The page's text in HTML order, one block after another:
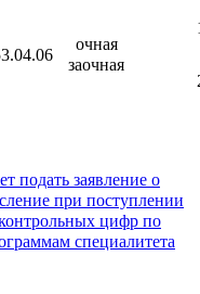
очная
заочная
подать заявление о
при поступлении
цифр по
специалитета